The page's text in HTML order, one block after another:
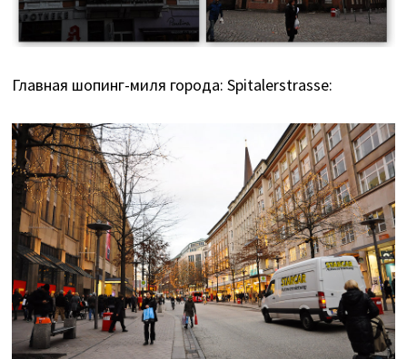
Главная шопинг-миля города: Spitalerstrasse: